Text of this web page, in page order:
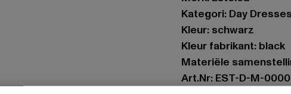
Kategori: Day Dresses
Kleur: schwarz
Kleur fabrikant: black
Materiële
Art.Nr: EST-D-M-